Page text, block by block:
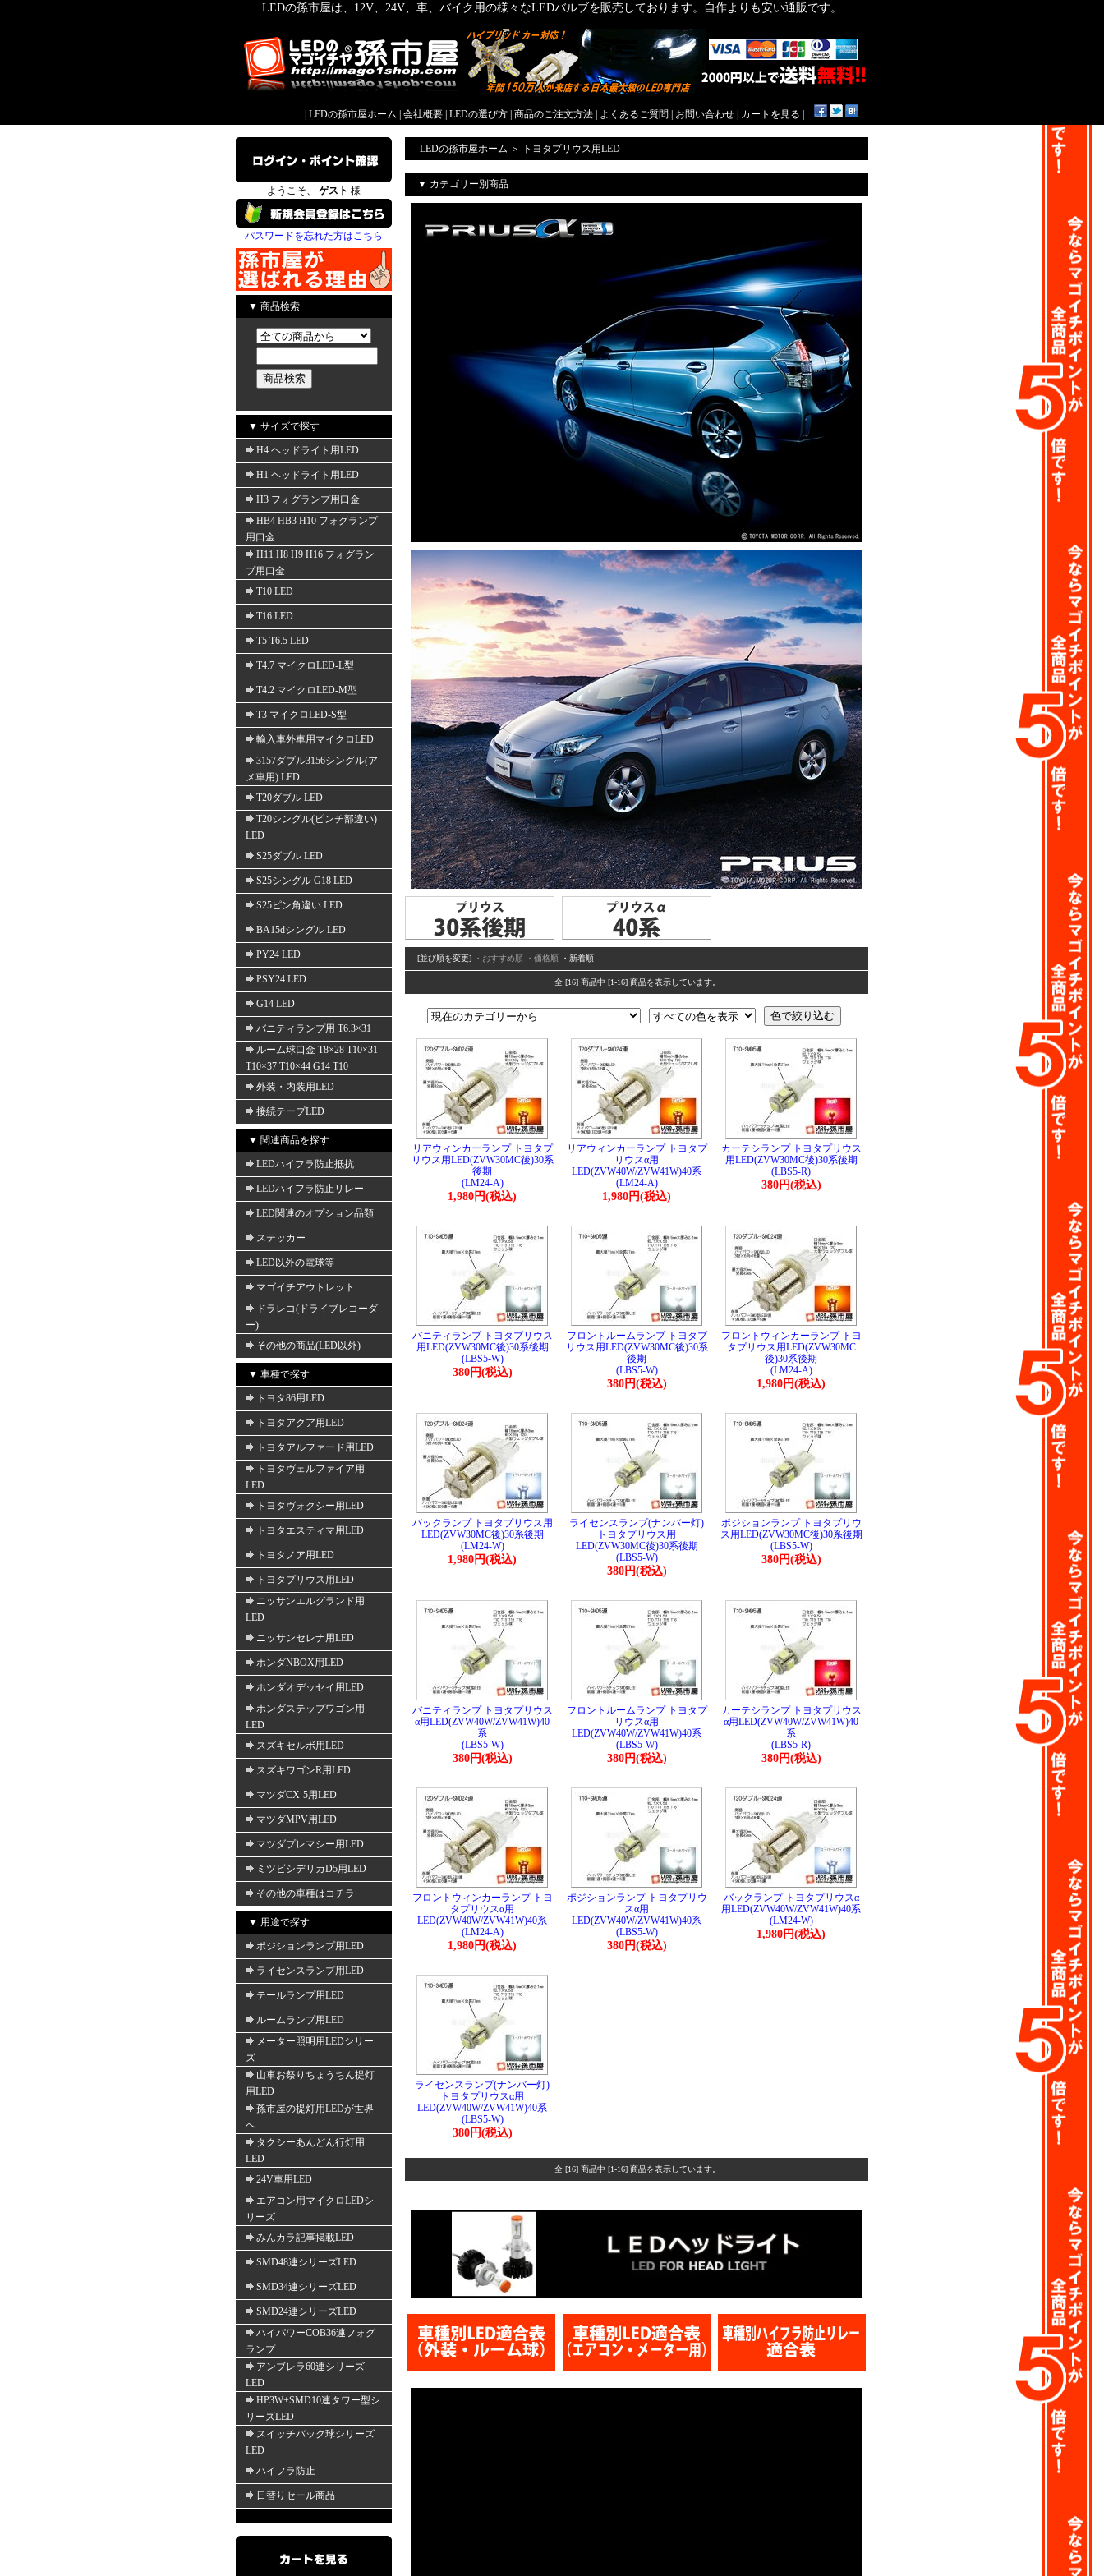
LEDの孫市屋は、12V、24V、車、バイク用の様々なLEDバルブを販売しております。自作よりも安い通販です。
LEDの孫市屋ホーム 会社概要 LEDの選び方 商品のご注文方法 よくあるご質問 お問い合わせ カートを見る
ようこそ、 ゲスト 様
パスワードを忘れた方はこちら
▼ 商品検索
▼ サイズで探す
H4 ヘッドライト用LED
H1 ヘッドライト用LED
H3 フォグランプ用口金
HB4 HB3 H10 フォグランプ
用口金
H11 H8 H9 H16 フォグラン
プ用口金
T10 LED
T16 LED
T5 T6.5 LED
T4.7 マイクロLED-L型
T4.2 マイクロLED-M型
T3 マイクロLED-S型
輸入車外車用マイクロLED
3157ダブル3156シングル(ア
メ車用) LED
T20ダブル LED
T20シングル(ピンチ部違い)
LED
S25ダブル LED
S25シングル G18 LED
S25ピン角違い LED
BA15dシングル LED
PY24 LED
PSY24 LED
G14 LED
バニティランプ用 T6.3×31
ルーム球口金 T8×28 T10×31
T10×37 T10×44 G14 T10
外装・内装用LED
接続テープLED
▼ 関連商品を探す
LEDハイフラ防止抵抗
LEDハイフラ防止リレー
LED関連のオプション品類
ステッカー
LED以外の電球等
マゴイチアウトレット
ドラレコ(ドライブレコーダ
ー)
その他の商品(LED以外)
▼ 車種で探す
トヨタ86用LED
トヨタアクア用LED
トヨタアルファード用LED
トヨタヴェルファイア用
LED
トヨタヴォクシー用LED
トヨタエスティマ用LED
トヨタノア用LED
トヨタプリウス用LED
ニッサンエルグランド用
LED
ニッサンセレナ用LED
ホンダNBOX用LED
ホンダオデッセイ用LED
ホンダステップワゴン用
LED
スズキセルボ用LED
スズキワゴンR用LED
マツダCX-5用LED
マツダMPV用LED
マツダプレマシー用LED
ミツビシデリカD5用LED
その他の車種はコチラ
▼ 用途で探す
ポジションランプ用LED
ライセンスランプ用LED
テールランプ用LED
ルームランプ用LED
メーター照明用LEDシリー
ズ
山車お祭りちょうちん提灯
用LED
孫市屋の提灯用LEDが世界
へ
タクシーあんどん行灯用
LED
24V車用LED
エアコン用マイクロLEDシ
リーズ
みんカラ記事掲載LED
SMD48連シリーズLED
SMD34連シリーズLED
SMD24連シリーズLED
ハイパワーCOB36連フォグ
ランプ
アンブレラ60連シリーズ
LED
HP3W+SMD10連タワー型シ
リーズLED
スイッチバック球シリーズ
LED
ハイフラ防止
日替りセール商品
LEDの孫市屋ホーム ＞ トヨタプリウス用LED
▼ カテゴリー別商品
[並び順を変更] ・おすすめ順 ・価格順 ・新着順
全 [16] 商品中 [1-16] 商品を表示しています。
リアウィンカーランプ トヨタプ
リウス用LED(ZVW30MC後)30系
後期
(LM24-A)
1,980円(税込)
リアウィンカーランプ トヨタプ
リウスα用
LED(ZVW40W/ZVW41W)40系
(LM24-A)
1,980円(税込)
カーテシランプ トヨタプリウス
用LED(ZVW30MC後)30系後期
(LBS5-R)
380円(税込)
バニティランプ トヨタプリウス
用LED(ZVW30MC後)30系後期
(LBS5-W)
380円(税込)
フロントルームランプ トヨタプ
リウス用LED(ZVW30MC後)30系
後期
(LBS5-W)
380円(税込)
フロントウィンカーランプ トヨ
タプリウス用LED(ZVW30MC
後)30系後期
(LM24-A)
1,980円(税込)
バックランプ トヨタプリウス用
LED(ZVW30MC後)30系後期
(LM24-W)
1,980円(税込)
ライセンスランプ(ナンバー灯)
トヨタプリウス用
LED(ZVW30MC後)30系後期
(LBS5-W)
380円(税込)
ポジションランプ トヨタプリウ
ス用LED(ZVW30MC後)30系後期
(LBS5-W)
380円(税込)
バニティランプ トヨタプリウス
α用LED(ZVW40W/ZVW41W)40
系
(LBS5-W)
380円(税込)
フロントルームランプ トヨタプ
リウスα用
LED(ZVW40W/ZVW41W)40系
(LBS5-W)
380円(税込)
カーテシランプ トヨタプリウス
α用LED(ZVW40W/ZVW41W)40
系
(LBS5-R)
380円(税込)
フロントウィンカーランプ トヨ
タプリウスα用
LED(ZVW40W/ZVW41W)40系
(LM24-A)
1,980円(税込)
ポジションランプ トヨタプリウ
スα用
LED(ZVW40W/ZVW41W)40系
(LBS5-W)
380円(税込)
バックランプ トヨタプリウスα
用LED(ZVW40W/ZVW41W)40系
(LM24-W)
1,980円(税込)
ライセンスランプ(ナンバー灯)
トヨタプリウスα用
LED(ZVW40W/ZVW41W)40系
(LBS5-W)
380円(税込)
全 [16] 商品中 [1-16] 商品を表示しています。